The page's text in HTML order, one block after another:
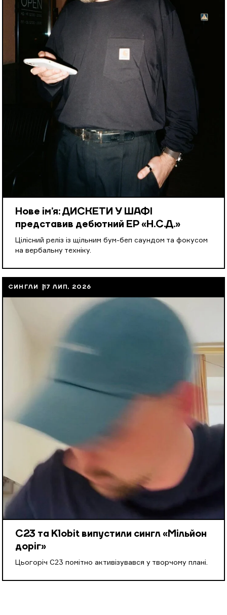
Нове ім’я: ДИСКЕТИ У ШАФІ
представив дебютний EP «Н.С.Д.»
Цілісний реліз із щільним бум-беп саундом та фокусом
на вербальну техніку.
СИНГЛИ 17 ЛИП, 2026
С23 та Klobit випустили сингл «Мільйон
доріг»
Цьогоріч С23 помітно активізувався у творчому плані.